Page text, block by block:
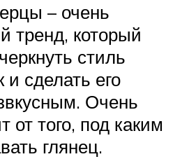
– очень
тренд, который
стиль
и сделать его
Очень
от того, под каким
глянец.